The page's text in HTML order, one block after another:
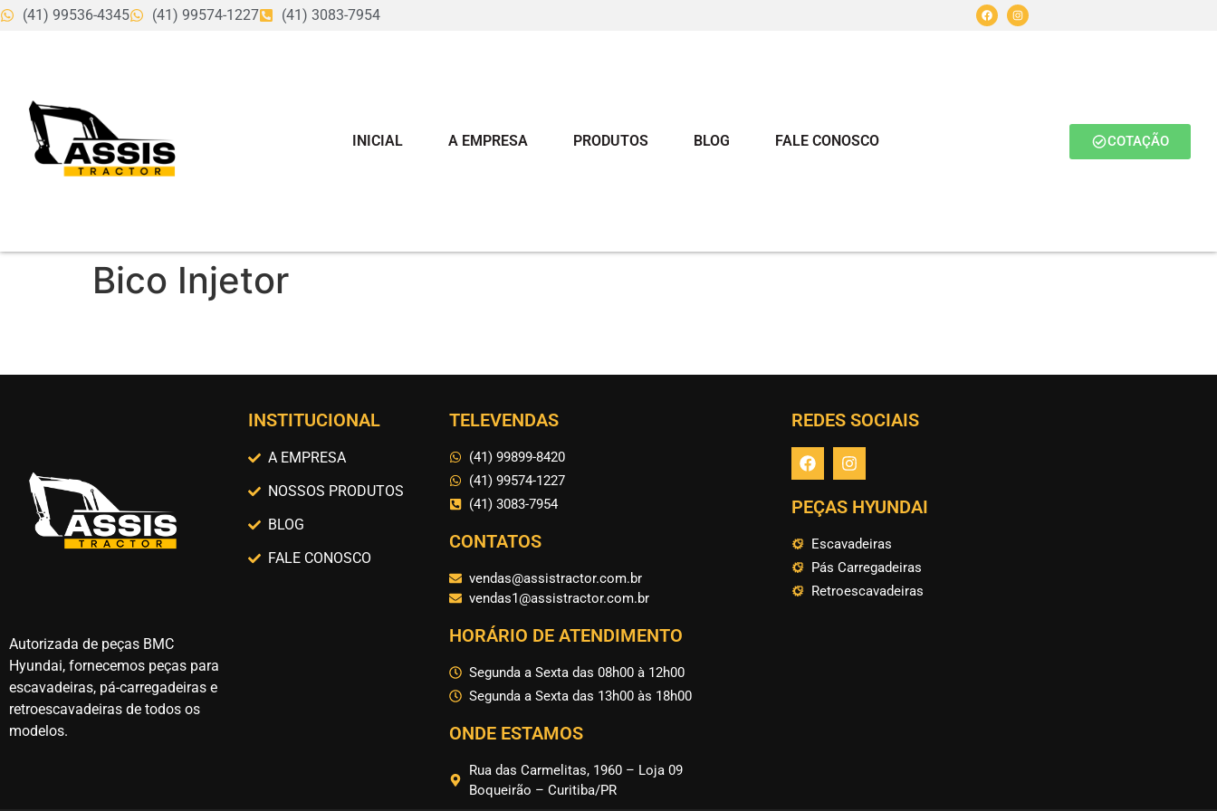
(41) 99536-4345 (41) 99574-1227 (41) 3083-7954
INICIAL A EMPRESA PRODUTOS BLOG FALE CONOSCO COTAÇÃO
Bico Injetor
Autorizada de peças BMC
Hyundai, fornecemos peças para
escavadeiras, pá-carregadeiras e
retroescavadeiras de todos os
modelos.
INSTITUCIONAL
A EMPRESA
NOSSOS PRODUTOS
BLOG
FALE CONOSCO
TELEVENDAS
(41) 99899-8420
(41) 99574-1227
(41) 3083-7954
CONTATOS
vendas@assistractor.com.br
vendas1@assistractor.com.br
HORÁRIO DE ATENDIMENTO
Segunda a Sexta das 08h00 à 12h00
Segunda a Sexta das 13h00 às 18h00
ONDE ESTAMOS
Rua das Carmelitas, 1960 – Loja 09
Boqueirão – Curitiba/PR
REDES SOCIAIS
PEÇAS HYUNDAI
Escavadeiras
Pás Carregadeiras
Retroescavadeiras